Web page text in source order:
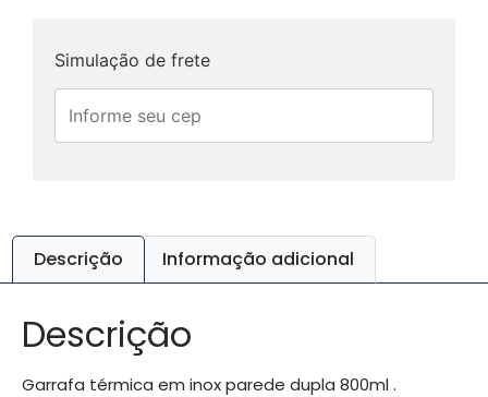
Simulação de frete
Descrição Informação adicional
Descrição
Garrafa térmica em inox parede dupla 800ml .